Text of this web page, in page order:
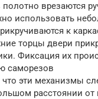
врезаются
использовать
к
торцы двери
Фиксация их
саморезов
эти механизмы
расстоянии от